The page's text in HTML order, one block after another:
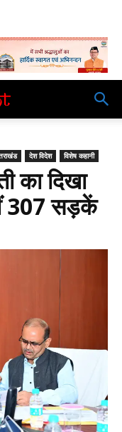
देश विदेश विशेष कहानी
का दिखा
307 सड़कें